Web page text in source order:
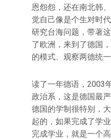
恩怨怨，还在南北韩
觉自己像是个生对时
研究台海问题，带著
了欧洲，来到了德国
的模式、观察两德统
读了一年德语，2003
政治系，这是德国最
德国的学制很特别，
起的，如果完成了学
完成学业，就是一个